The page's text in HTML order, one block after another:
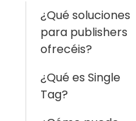
¿Qué soluciones
para publishers
ofrecéis?
¿Qué es Single
Tag?